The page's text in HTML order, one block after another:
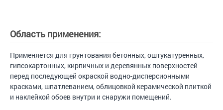
Область применения:
Применяется для грунтования бетонных, оштукатуренных,
гипсокартонных, кирпичных и деревянных поверхностей
перед последующей окраской водно-дисперсионными
красками, шпатлеванием, облицовкой керамической плиткой
и наклейкой обоев внутри и снаружи помещений.